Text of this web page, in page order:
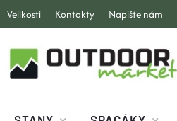
Přejít
na
obsah
Velikosti Kontakty Napište nám